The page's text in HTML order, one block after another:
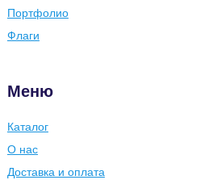
Портфолио
Флаги
Меню
Каталог
О нас
Доставка и оплата